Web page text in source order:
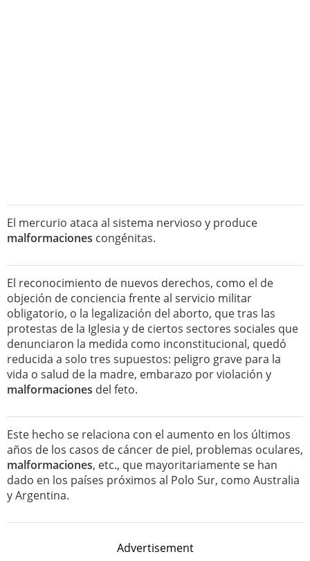
El mercurio ataca al sistema nervioso y produce
malformaciones congénitas.
El reconocimiento de nuevos derechos, como el de
objeción de conciencia frente al servicio militar
obligatorio, o la legalización del aborto, que tras las
protestas de la Iglesia y de ciertos sectores sociales que
denunciaron la medida como inconstitucional, quedó
reducida a solo tres supuestos: peligro grave para la
vida o salud de la madre, embarazo por violación y
malformaciones del feto.
Este hecho se relaciona con el aumento en los últimos
años de los casos de cáncer de piel, problemas oculares,
malformaciones, etc., que mayoritariamente se han
dado en los países próximos al Polo Sur, como Australia
y Argentina.
Advertisement